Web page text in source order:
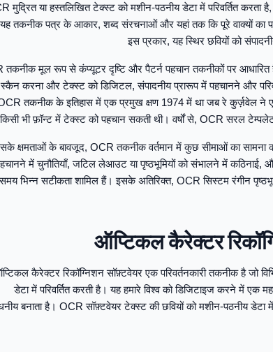
मुद्रित या हस्तलिखित टेक्स्ट को मशीन-पठनीय डेटा में परिवर्तित करता
तकनीक पत्र के आकार, शब्द संरचनाओं और यहां तक कि पूरे वाक्यों का
इस प्रकार, यह स्थिर छवियों को
तकनीक मूल रूप से कंप्यूटर दृष्टि और पैटर्न पहचान तकनीकों पर आधारित
करना और टेक्स्ट को डिजिटल, संपादनीय प्रारूप में पहचानने और
तकनीक के इतिहास में एक प्रमुख क्षण 1974 में था जब रे कुर्ज़वेल ने
किसी भी फ़ॉन्ट में टेक्स्ट को पहचान सकती थी। वर्षों से, OCR सरल
क्षमताओं के बावजूद, OCR तकनीक वर्तमान में कुछ सीमाओं का सामना
में चुनौतियाँ, जटिल लेआउट या पृष्ठभूमियों को संभालने में कठिनाई,
समय भिन्न सटीकता शामिल हैं। इसके अतिरिक्त, OCR सिस्टम रंगीन
ऑप्टिकल कैरेक्टर
कैरेक्टर रिकॉग्निशन सॉफ़्टवेयर एक परिवर्तनकारी तकनीक है जो
डेटा में परिवर्तित करती है। यह हमारे विश्व को डिजिटाइज करने में एक
बनाता है। OCR सॉफ़्टवेयर टेक्स्ट की छवियों को मशीन-पठनीय डेटा